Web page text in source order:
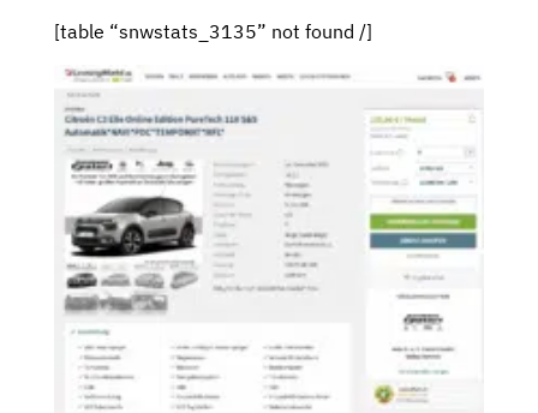
[table “snwstats_3135” not found /]